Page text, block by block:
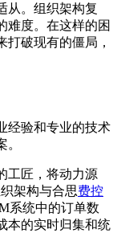
从。组织架构复
难度。在这样的困
破现有的僵局，
经验和专业的技术
工匠，将动力源
架构与合思费控
系统中的订单数
本的实时归集和统